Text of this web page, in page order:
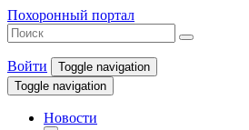
Похоронный портал
Войти
Toggle navigation
Toggle navigation
Новости